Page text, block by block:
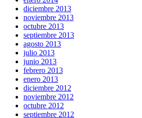
diciembre 2013
noviembre 2013
octubre 2013
septiembre 2013
agosto 2013
julio 2013
junio 2013
febrero 2013
enero 2013
diciembre 2012
noviembre 2012
octubre 2012
septiembre 2012